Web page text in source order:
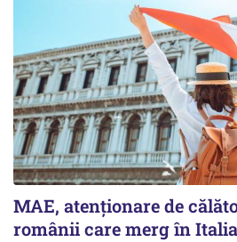
MAE, atenționare de
românii care merg în Italia